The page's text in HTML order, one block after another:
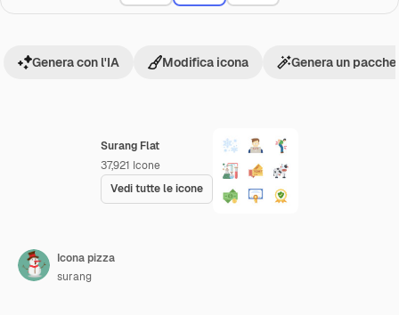
Surang Flat
37,921 Icone
Vedi tutte le icone
Genera con l'IA Modifica icona Genera un
Icona pizza
surang